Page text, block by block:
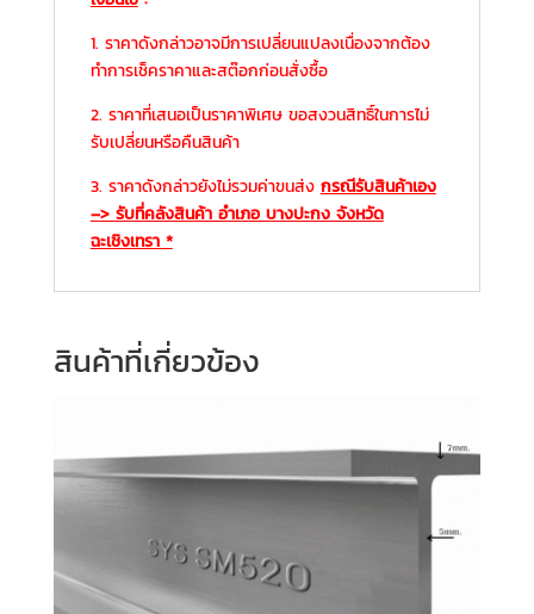
1. ราคาดังกล่าวอาจมีการเปลี่ยนแปลงเนื่องจากต้อง
ทำการเช็คราคาและสต๊อกก่อนสั่งซื้อ
2. ราคาที่เสนอเป็นราคาพิเศษ ขอสงวนสิทธิ์ในการไม่
รับเปลี่ยนหรือคืนสินค้า
3. ราคาดังกล่าวยังไม่รวมค่าขนส่ง กรณีรับสินค้าเอง
–> รับที่คลังสินค้า อำเภอ บางปะกง จังหวัด
ฉะเชิงเทรา *
สินค้าที่เกี่ยวข้อง